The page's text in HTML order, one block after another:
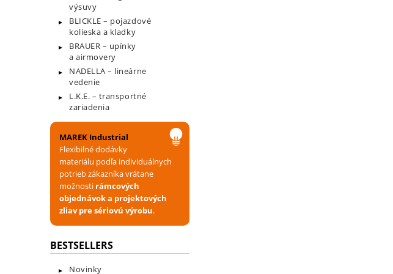
výsuvy
BLICKLE – pojazdové
kolieska a kladky
BRAUER – upínky
a airmovery
NADELLA – lineárne
vedenie
L.K.E. – transportné
zariadenia
MAREK Industrial
Flexibilné dodávky
materiálu podľa individuálnych
potrieb zákazníka vrátane
možnosti rámcových
objednávok a projektových
zliav pre sériovú výrobu.
BESTSELLERS
Novinky